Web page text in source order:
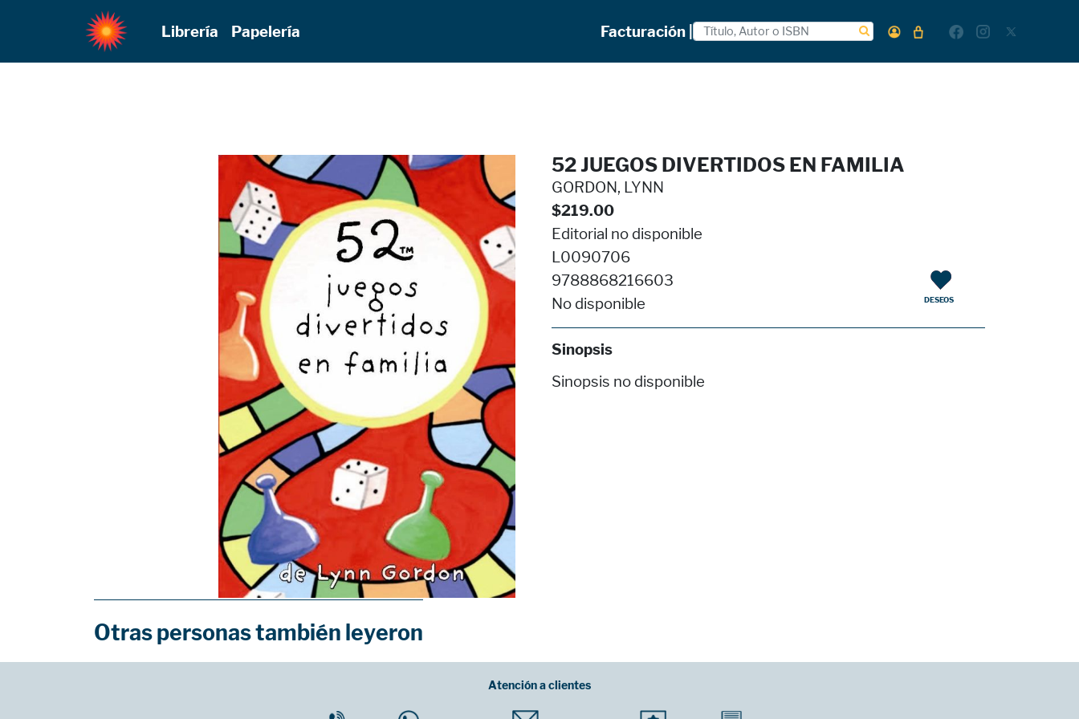
Librería Papelería Facturación |
52 JUEGOS DIVERTIDOS EN FAMILIA
GORDON, LYNN
$219.00
Editorial no disponible
L0090706
9788868216603
No disponible
Sinopsis
DESEOS
Sinopsis no disponible
Otras personas también leyeron
Atención a clientes